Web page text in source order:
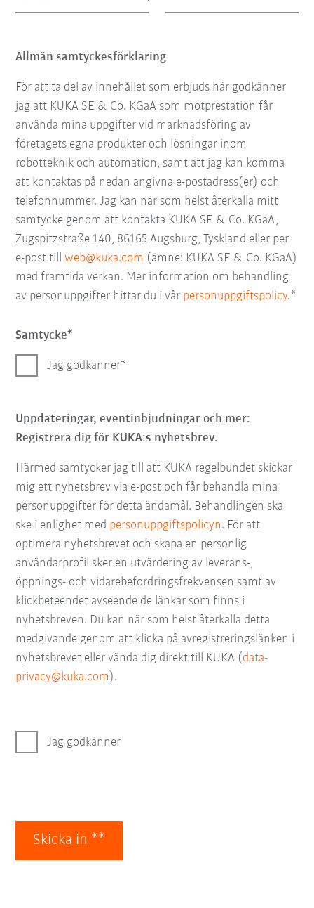
Allmän samtyckesförklaring
För att ta del av innehållet som erbjuds här godkänner
jag att KUKA SE & Co. KGaA som motprestation får
använda mina uppgifter vid marknadsföring av
företagets egna produkter och lösningar inom
robotteknik och automation, samt att jag kan komma
att kontaktas på nedan angivna e-postadress(er) och
telefonnummer. Jag kan när som helst återkalla mitt
samtycke genom att kontakta KUKA SE & Co. KGaA,
Zugspitzstraße 140, 86165 Augsburg, Tyskland eller per
e-post tillweb@kuka.com (ämne: KUKA SE & Co. KGaA)
med framtida verkan. Mer information om behandling
av personuppgifter hittar du i vår personuppgiftspolicy.*
Samtycke
Jag godkänner
Uppdateringar, eventinbjudningar och mer:
Registrera dig för KUKA:s nyhetsbrev.
Härmed samtycker jag till att KUKA regelbundet skickar
mig ett nyhetsbrev via e-post och får behandla mina
personuppgifter för detta ändamål. Behandlingen ska
ske i enlighet med personuppgiftspolicyn. För att
optimera nyhetsbrevet och skapa en personlig
användarprofil sker en utvärdering av leverans-,
öppnings- och vidarebefordringsfrekvensen samt av
klickbeteendet avseende de länkar som finns i
nyhetsbreven. Du kan när som helst återkalla detta
medgivande genom att klicka på avregistreringslänken i
nyhetsbrevet eller vända dig direkt till KUKA ( data-
privacy@kuka.com ).
Jag godkänner
Skicka in **